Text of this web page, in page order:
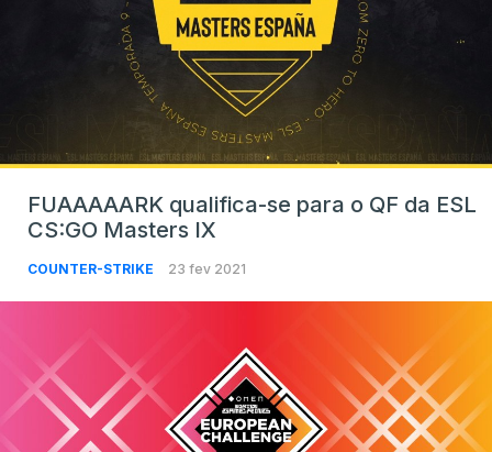
FUAAAAARK qualifica-se para o QF da ESL
CS:GO Masters IX
COUNTER-STRIKE 23 fev 2021